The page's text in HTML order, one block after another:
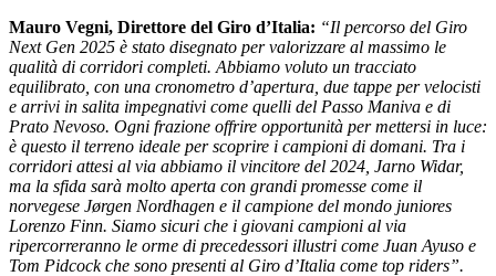
Mauro Vegni, Direttore del Giro d’Italia: “Il percorso del Giro
Next Gen 2025 è stato disegnato per valorizzare al massimo le
qualità di corridori completi. Abbiamo voluto un tracciato
equilibrato, con una cronometro d’apertura, due tappe per velocisti
e arrivi in salita impegnativi come quelli del Passo Maniva e di
Prato Nevoso. Ogni frazione offrire opportunità per mettersi in luce:
è questo il terreno ideale per scoprire i campioni di domani. Tra i
corridori attesi al via abbiamo il vincitore del 2024, Jarno Widar,
ma la sfida sarà molto aperta con grandi promesse come il
norvegese Jørgen Nordhagen e il campione del mondo juniores
Lorenzo Finn. Siamo sicuri che i giovani campioni al via
ripercorreranno le orme di precedessori illustri come Juan Ayuso e
Tom Pidcock che sono presenti al Giro d’Italia come top riders”.